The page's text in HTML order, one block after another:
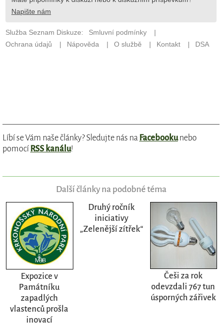
Líbí se Vám naše články? Sledujte nás na Facebookunebo
pomocíRSS kanálu!
Další články na podobné téma
Expozice v
Památníku
zapadlých
vlastenců prošla
inovací
Druhý ročník
iniciativy
„Zelenější zítřek“
Češi za rok
odevzdali 767 tun
úsporných zářivek